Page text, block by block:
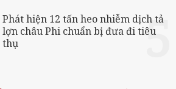
Phát hiện 12 tấn heo nhiễm dịch tả
lợn châu Phi chuẩn bị đưa đi tiêu
thụ